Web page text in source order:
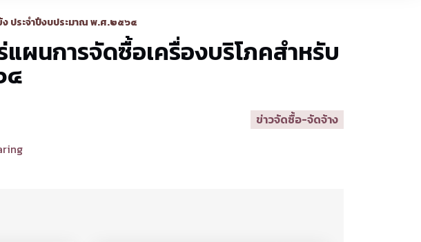
ประจำปีงบประมาณ พ.ศ.๒๕๖๔
ผนการจัดซื้อเครื่องบริโภคสำหรับ
๔
ข่าวจัดซื้อ-จัดจ้าง